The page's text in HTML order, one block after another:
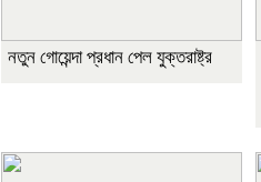
নতুন গোয়েন্দা প্রধান পেল যুক্তরাষ্ট্র